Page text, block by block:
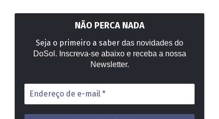
NÃO PERCA NADA
Seja o primeiro a saber das novidades do
DoSol. Inscreva-se abaixo e receba a nossa
Newsletter.
Endereço
de
e-
mail